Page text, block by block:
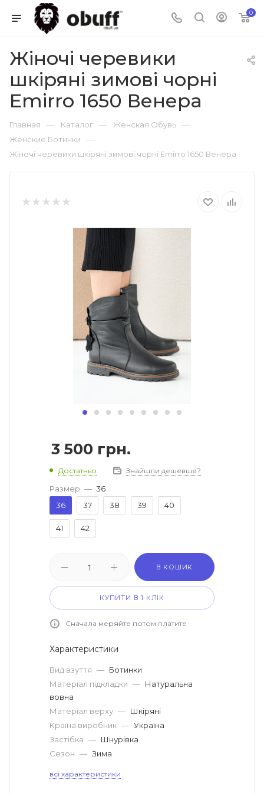
0
Жіночі черевики
шкіряні зимові чорні
Emirro 1650 Венера
Главная — Каталог — Женская Обувь —
Женские Ботинки —
Жіночі черевики шкіряні зимові чорні Emirro 1650 Венера
3 500 грн.
Достатньо Знайшли дешевше?
Размер — 36
36
37 38 39 40
41 42
В КОШИК
КУПИТИ В 1 КЛІК
Сначала меряйте потом платите
Характеристики
Вид взуття — Ботинки
Матеріал підкладки — Натуральна
вовна
Матеріал верху — Шкіряні
Країна виробник — Україна
Застібка — Шнурівка
Сезон — Зима
всі характеристики